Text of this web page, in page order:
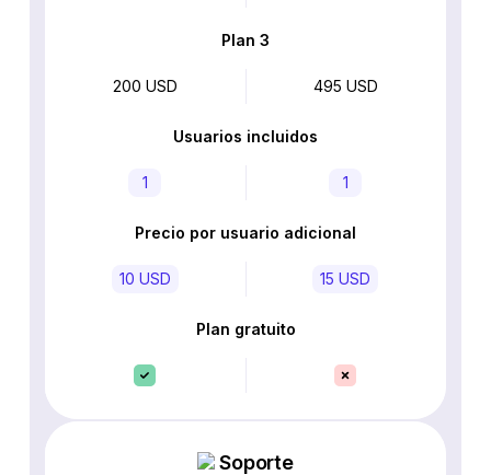
Plan 3
200 USD 495 USD
Usuarios incluidos
1 1
Precio por usuario adicional
10 USD 15 USD
Plan gratuito
Soporte